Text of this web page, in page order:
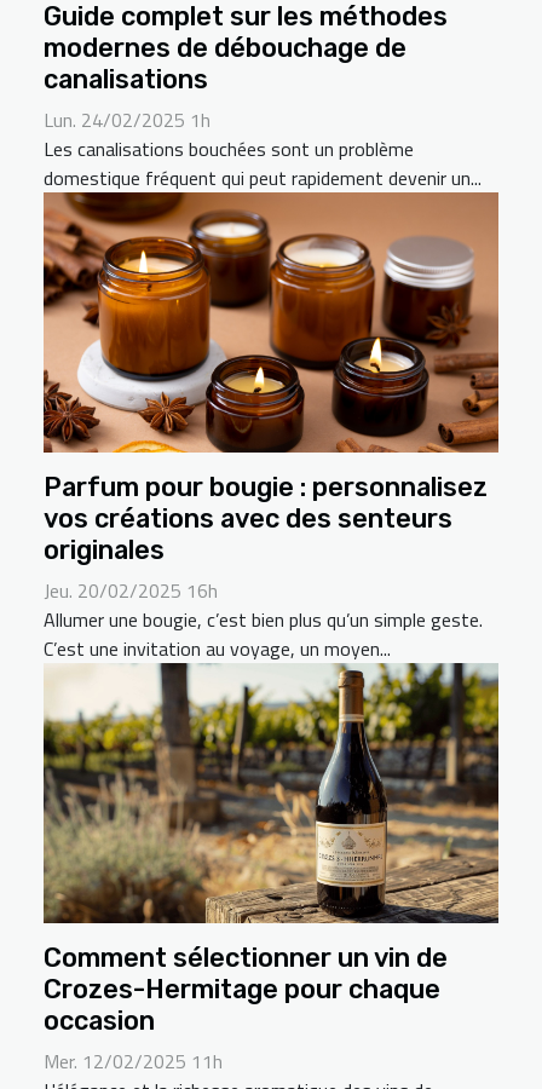
Guide complet sur les méthodes
modernes de débouchage de
canalisations
Lun. 24/02/2025 1h
Les canalisations bouchées sont un problème
domestique fréquent qui peut rapidement devenir un...
Parfum pour bougie : personnalisez
vos créations avec des senteurs
originales
Jeu. 20/02/2025 16h
Allumer une bougie, c’est bien plus qu’un simple geste.
C’est une invitation au voyage, un moyen...
Comment sélectionner un vin de
Crozes-Hermitage pour chaque
occasion
Mer. 12/02/2025 11h